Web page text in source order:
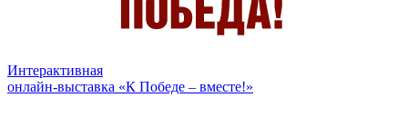
Интерактивная
онлайн-выставка «К Победе – вместе!»